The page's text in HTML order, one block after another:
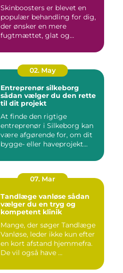
Skinboosters er blevet en
populær behandling for dig,
der ønsker en mere
fugtmættet, glat og
02. May
Entreprenør silkeborg
sådan vælger du den rette
til dit projekt
At finde den rigtige
entreprenør i Silkeborg kan
være afgørende for, om dit
bygge- eller haveprojekt...
07. Mar
Tandlæge vanløse sådan
vælger du en tryg og
kompetent klinik
Mange, der søger Tandlæge
Vanløse, leder ikke kun efter
en kort afstand hjemmefra.
De vil også have ...